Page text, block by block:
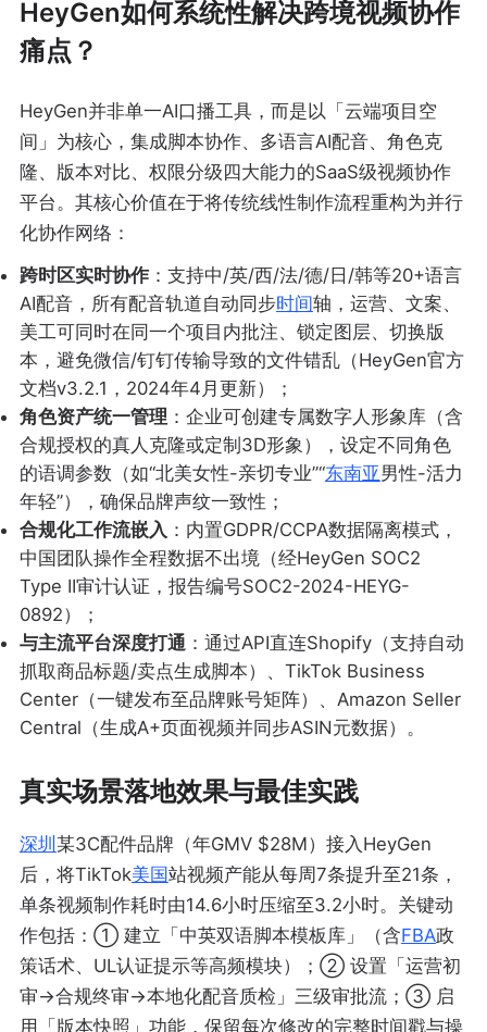
HeyGen如何系统性解决跨境视频协作
痛点？
HeyGen并非单一AI口播工具，而是以「云端项目空
间」为核心，集成脚本协作、多语言AI配音、角色克
隆、版本对比、权限分级四大能力的SaaS级视频协作
平台。其核心价值在于将传统线性制作流程重构为并行
化协作网络：
跨时区实时协作：支持中/英/西/法/德/日/韩等20+语言
AI配音，所有配音轨道自动同步时间轴，运营、文案、
美工可同时在同一个项目内批注、锁定图层、切换版
本，避免微信/钉钉传输导致的文件错乱（HeyGen官方
文档v3.2.1，2024年4月更新）；
角色资产统一管理 ：企业可创建专属数字人形象库（含
合规授权的真人克隆或定制3D形象），设定不同角色
的语调参数（如“北美女性-亲切专业”“东南亚男性-活力
年轻”），确保品牌声纹一致性；
合规化工作流嵌入 ：内置GDPR/CCPA数据隔离模式，
中国团队操作全程数据不出境（经HeyGen SOC2
Type II审计认证，报告编号SOC2-2024-HEYG-
0892）；
与主流平台深度打通 ：通过API直连Shopify（支持自动
抓取商品标题/卖点生成脚本）、TikTok Business
Center（一键发布至品牌账号矩阵）、Amazon Seller
Central（生成A+页面视频并同步ASIN元数据）。
真实场景落地效果与最佳实践
深圳 某3C配件品牌（年GMV $28M）接入HeyGen
后，将TikTok美国站视频产能从每周7条提升至21条，
单条视频制作耗时由14.6小时压缩至3.2小时。关键动
作包括：① 建立「中英双语脚本模板库」（含FBA政
策话术、UL认证提示等高频模块）；② 设置「运营初
审→合规终审→本地化配音质检」三级审批流；③ 启
用「版本快照」功能，保留每次修改的完整时间戳与操